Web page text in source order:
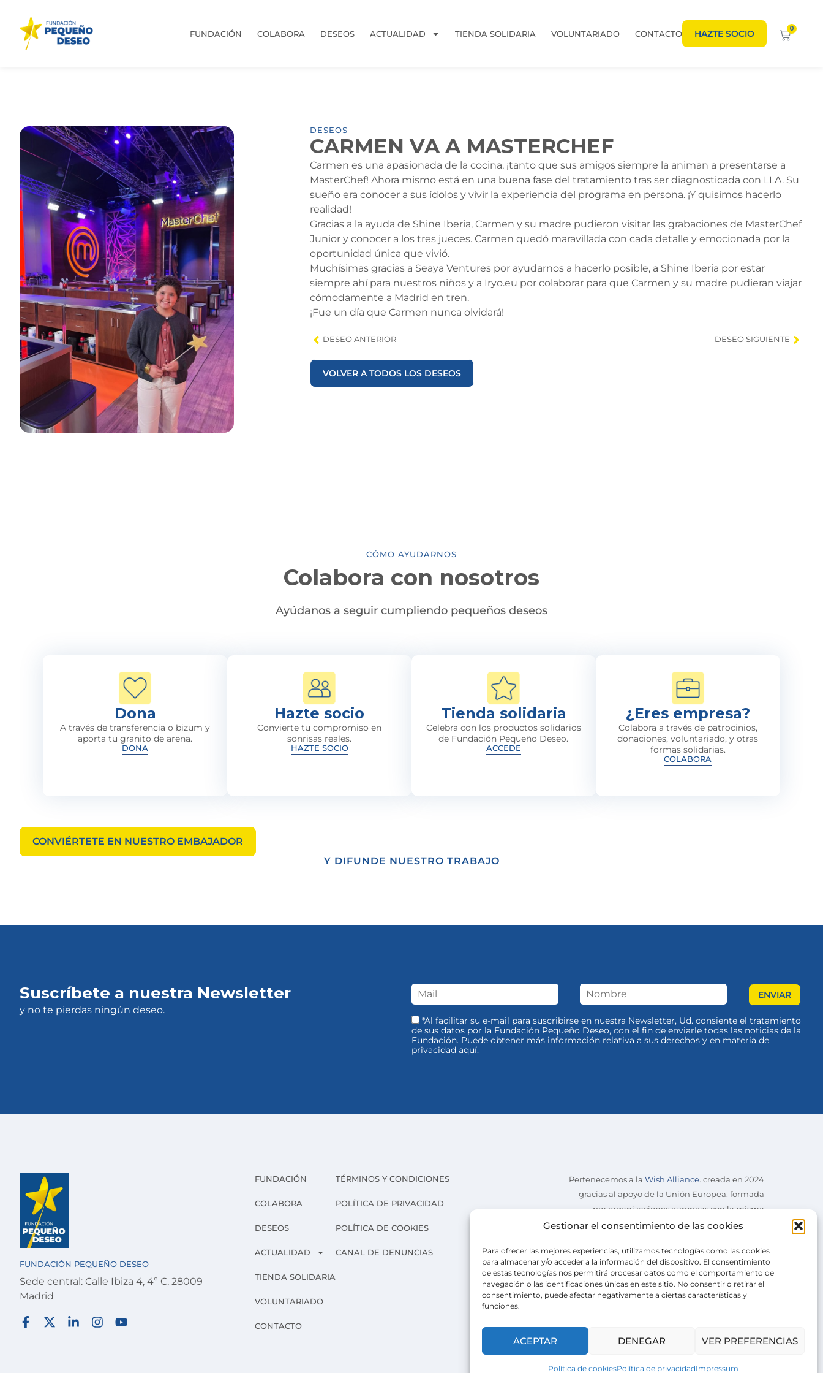
Gestionar el consentimiento de las cookies
Para ofrecer las mejores experiencias, utilizamos tecnologías como las cookies
para almacenar y/o acceder a la información del dispositivo. El consentimiento
de estas tecnologías nos permitirá procesar datos como el comportamiento de
navegación o las identificaciones únicas en este sitio. No consentir o retirar el
consentimiento, puede afectar negativamente a ciertas características y
funciones.
ACEPTAR DENEGAR VER PREFERENCIAS
Política de cookiesPolítica de privacidadImpressum
FUNDACIÓN COLABORA DESEOS ACTUALIDAD TIENDA SOLIDARIA VOLUNTARIADO CONTACTO HAZTE SOCIO 0
DESEOS
CARMEN VA A MASTERCHEF
Carmen es una apasionada de la cocina, ¡tanto que sus amigos siempre la animan a presentarse a
MasterChef! Ahora mismo está en una buena fase del tratamiento tras ser diagnosticada con LLA. Su
sueño era conocer a sus ídolos y vivir la experiencia del programa en persona. ¡Y quisimos hacerlo
realidad!
Gracias a la ayuda de Shine Iberia, Carmen y su madre pudieron visitar las grabaciones de MasterChef
Junior y conocer a los tres jueces. Carmen quedó maravillada con cada detalle y emocionada por la
oportunidad única que vivió.
Muchísimas gracias a Seaya Ventures por ayudarnos a hacerlo posible, a Shine Iberia por estar
siempre ahí para nuestros niños y a Iryo.eu por colaborar para que Carmen y su madre pudieran viajar
cómodamente a Madrid en tren.
¡Fue un día que Carmen nunca olvidará!
DESEO ANTERIOR DESEO SIGUIENTE
VOLVER A TODOS LOS DESEOS
CÓMO AYUDARNOS
Colabora con nosotros
Ayúdanos a seguir cumpliendo pequeños deseos
Dona
A través de transferencia o bizum y
aporta tu granito de arena.
DONA
Hazte socio
Convierte tu compromiso en
sonrisas reales.
HAZTE SOCIO
Tienda solidaria
Celebra con los productos solidarios
de Fundación Pequeño Deseo.
ACCEDE
¿Eres empresa?
Colabora a través de patrocinios,
donaciones, voluntariado, y otras
formas solidarias.
COLABORA
CONVIÉRTETE EN NUESTRO EMBAJADOR
Y DIFUNDE NUESTRO TRABAJO
Suscríbete a nuestra Newsletter
y no te pierdas ningún deseo.
*Al facilitar su e-mail para suscribirse en nuestra Newsletter, Ud. consiente el tratamiento
de sus datos por la Fundación Pequeño Deseo, con el fin de enviarle todas las noticias de la
Fundación. Puede obtener más información relativa a sus derechos y en materia de
privacidad aquí.
FUNDACIÓN PEQUEÑO DESEO
Sede central: Calle Ibiza 4, 4º C, 28009
Madrid
FUNDACIÓN
COLABORA
DESEOS
ACTUALIDAD
TIENDA SOLIDARIA
VOLUNTARIADO
CONTACTO
TÉRMINOS Y CONDICIONES
POLÍTICA DE PRIVACIDAD
POLÍTICA DE COOKIES
CANAL DE DENUNCIAS
Pertenecemos a la Wish Alliance. creada en 2024
gracias al apoyo de la Unión Europea, formada
por organizaciones europeas con la misma
misión.